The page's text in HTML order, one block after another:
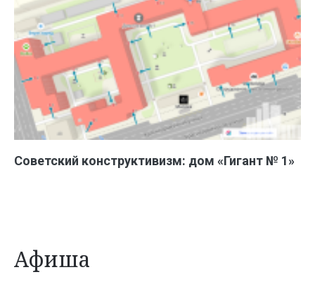
Советский конструктивизм: дом «Гигант № 1»
Афиша